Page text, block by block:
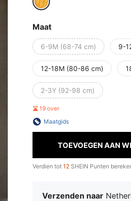
Maat
6-9M (68-74 cm) 9-
12-18M (80-86 cm)
2-3Y (92-98 cm)
19 over
Maatgids
TOEVOEGEN AAN
Verdien tot 12 SHEIN Punten
Verzenden naar